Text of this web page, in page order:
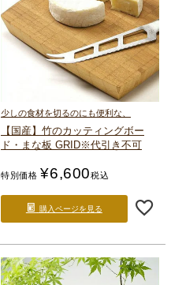
少しの食材を切るのにも便利な、
【国産】竹のカッティングボー
ド・まな板 GRID※代引き不可
特別価格 ¥6,600税込
購入ページを見る